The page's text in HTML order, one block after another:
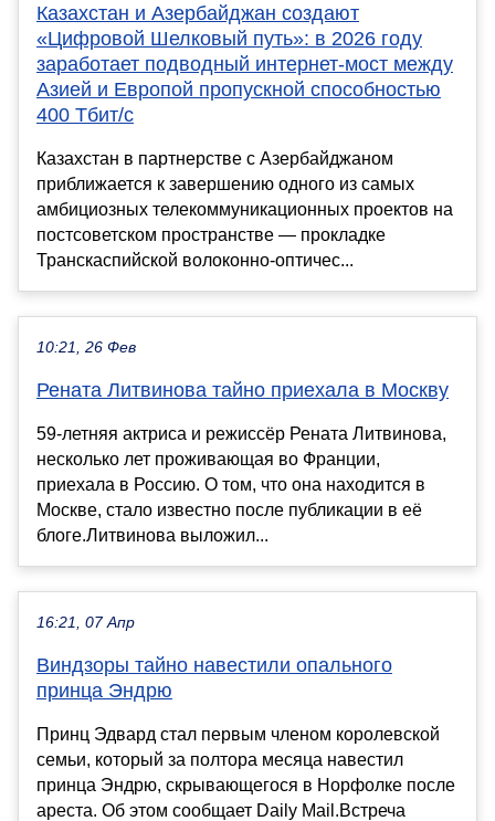
Казахстан и Азербайджан создают
«Цифровой Шелковый путь»: в 2026 году
заработает подводный интернет-мост между
Азией и Европой пропускной способностью
400 Тбит/с
Казахстан в партнерстве с Азербайджаном
приближается к завершению одного из самых
амбициозных телекоммуникационных проектов на
постсоветском пространстве — прокладке
Транскаспийской волоконно-оптичес...
10:21, 26 Фев
Рената Литвинова тайно приехала в Москву
59-летняя актриса и режиссёр Рената Литвинова,
несколько лет проживающая во Франции,
приехала в Россию. О том, что она находится в
Москве, стало известно после публикации в её
блоге.Литвинова выложил...
16:21, 07 Апр
Виндзоры тайно навестили опального
принца Эндрю
Принц Эдвард стал первым членом королевской
семьи, который за полтора месяца навестил
принца Эндрю, скрывающегося в Норфолке после
ареста. Об этом сообщает Daily Mail.Встреча